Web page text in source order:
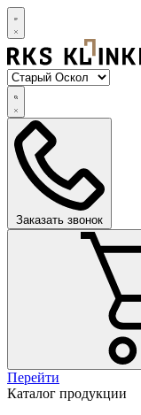
Заказать звонок
Перейти
Каталог продукции